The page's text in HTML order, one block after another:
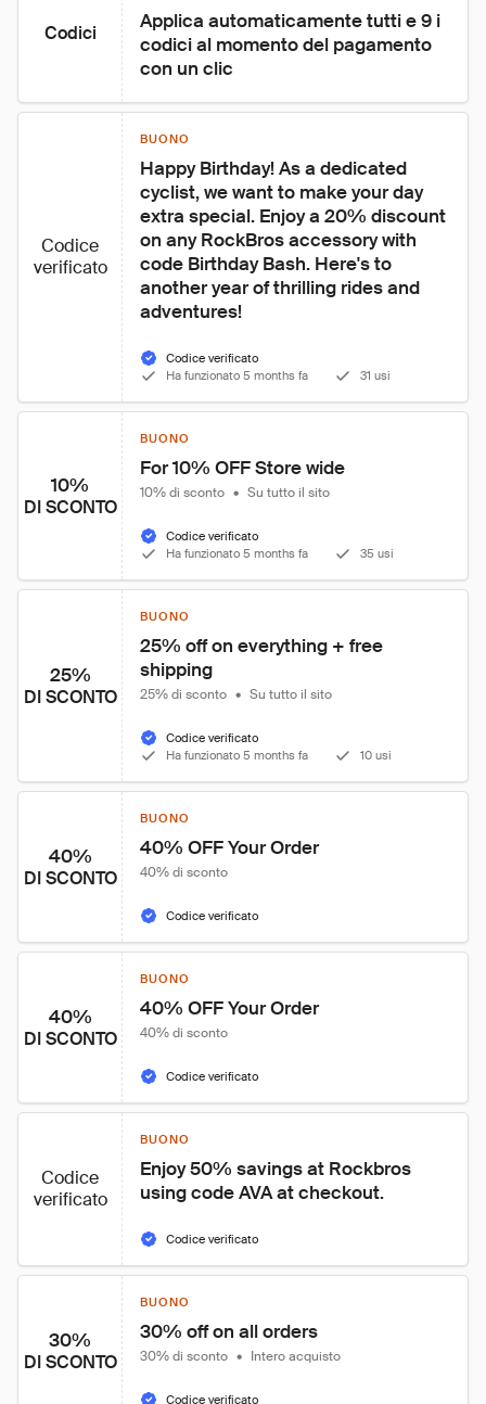
Codici
Applica automaticamente tutti e 9 i
codici al momento del pagamento
con un clic
Codice
verificato
BUONO
Happy Birthday! As a dedicated
cyclist, we want to make your day
extra special. Enjoy a 20% discount
on any RockBros accessory with
code Birthday Bash. Here's to
another year of thrilling rides and
adventures!
Codice verificato
Ha funzionato 5 months fa
31 usi
10%
DI SCONTO
BUONO
For 10% OFF Store wide
10% di sconto • Su tutto il sito
Codice verificato
Ha funzionato 5 months fa
35 usi
25%
DI SCONTO
BUONO
25% off on everything + free
shipping
25% di sconto • Su tutto il sito
Codice verificato
Ha funzionato 5 months fa
10 usi
40%
DI SCONTO
BUONO
40% OFF Your Order
40% di sconto
Codice verificato
40%
DI SCONTO
BUONO
40% OFF Your Order
40% di sconto
Codice verificato
Codice
verificato
BUONO
Enjoy 50% savings at Rockbros
using code AVA at checkout.
Codice verificato
30%
DI SCONTO
BUONO
30% off on all orders
30% di sconto • Intero acquisto
Codice verificato